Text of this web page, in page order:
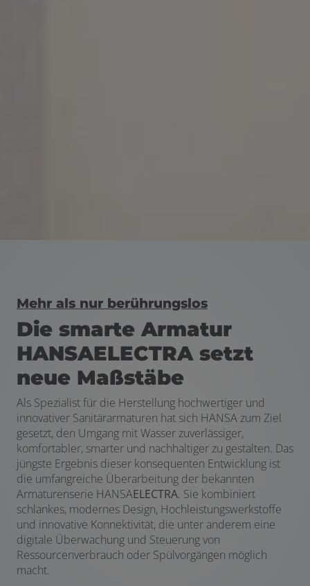
Mehr als nur berührungslos
Die smarte Armatur
HANSAELECTRA setzt
neue Maßstäbe
Als Spezialist für die Herstellung hochwertiger und
innovativer Sanitärarmaturen hat sich HANSA zum Ziel
gesetzt, den Umgang mit Wasser zuverlässiger,
komfortabler, smarter und nachhaltiger zu gestalten. Das
jüngste Ergebnis dieser konsequenten Entwicklung ist
die umfangreiche Überarbeitung der bekannten
Armaturenserie HANSAELECTRA. Sie kombiniert
schlankes, modernes Design, Hochleistungswerkstoffe
und innovative Konnektivität, die unter anderem eine
digitale Überwachung und Steuerung von
Ressourcenverbrauch oder Spülvorgängen möglich
macht.